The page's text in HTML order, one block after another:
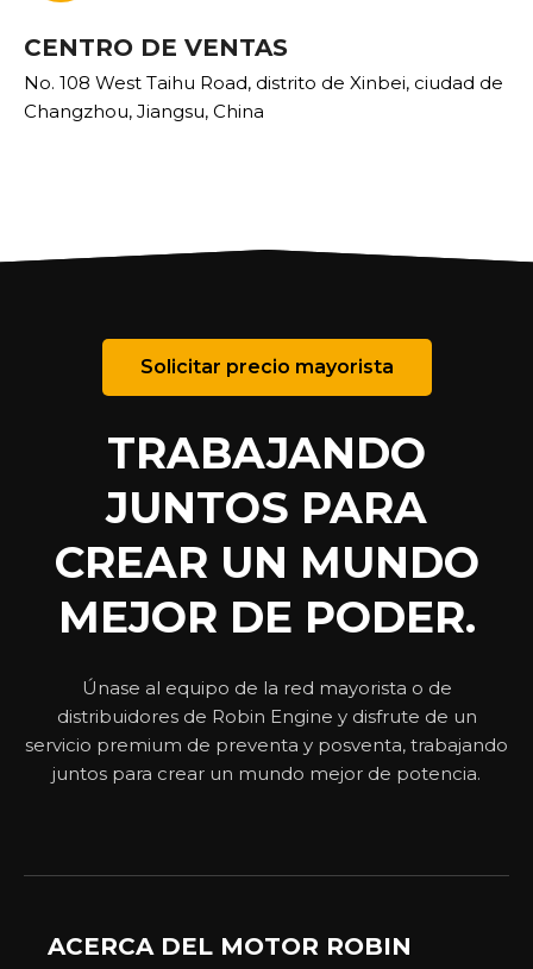
CENTRO DE VENTAS
No. 108 West Taihu Road, distrito de Xinbei, ciudad de
Changzhou, Jiangsu, China
Solicitar precio mayorista
TRABAJANDO
JUNTOS PARA
CREAR UN MUNDO
MEJOR DE PODER.
Únase al equipo de la red mayorista o de
distribuidores de Robin Engine y disfrute de un
servicio premium de preventa y posventa, trabajando
juntos para crear un mundo mejor de potencia.
ACERCA DEL MOTOR ROBIN